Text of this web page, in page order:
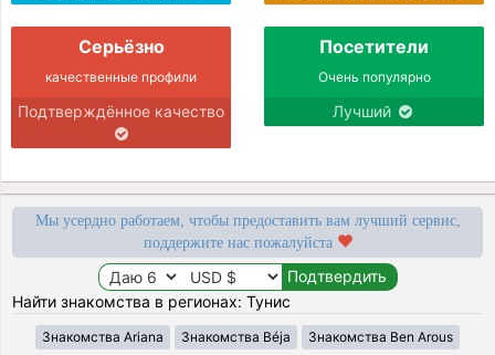
Серьёзно
качественные профили
Подтверждённое качество
Посетители
Очень популярно
Лучший
Мы усердно работаем, чтобы предоставить вам лучший сервис,
поддержите нас пожалуйста
Найти знакомства в регионах: Тунис
Знакомства Ariana Знакомства Béja Знакомства Ben Arous